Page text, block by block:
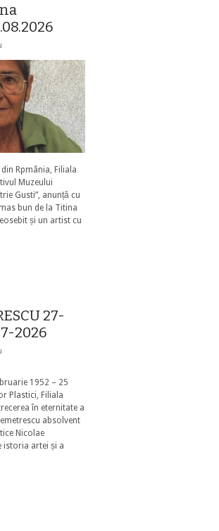
Rpmânia, Filiala
Muzeului
Gusti”, anunță cu
bun de la Titina
și un artist cu
27-
2026
1952 – 25
Plastici, Filiala
în eternitate a
absolvent
Nicolae
istoria artei și a